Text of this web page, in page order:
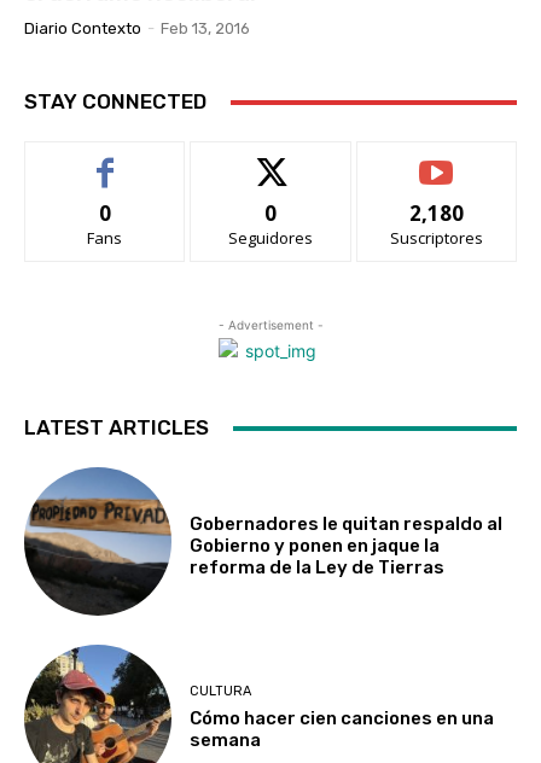
Diario Contexto - Feb 13, 2016
STAY CONNECTED
0
Fans
0
Seguidores
2,180
Suscriptores
- Advertisement -
LATEST ARTICLES
Gobernadores le quitan respaldo al
Gobierno y ponen en jaque la
reforma de la Ley de Tierras
CULTURA
Cómo hacer cien canciones en una
semana